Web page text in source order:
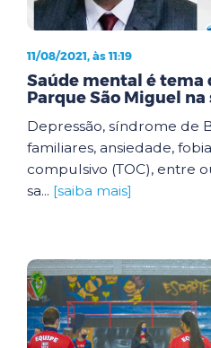
11/08/2021, às 11:19
Saúde mental é tema
Parque São Miguel
Depressão, síndrome de
familiares, ansiedade,
compulsivo (TOC), entre
sa... [saiba mais]